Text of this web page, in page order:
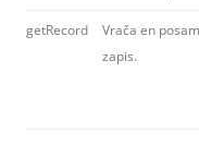
getRecord
Vrača en
zapis.